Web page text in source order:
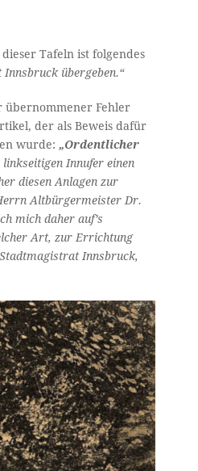
Tafeln ist folgendes
übergeben.“
übernommener Fehler
der als Beweis dafür
wurde:„Ordentlicher
Innufer einen
diesen Anlagen zur
Altbürgermeister Dr.
mich daher auf’s
Art, zur Errichtung
Innsbruck,